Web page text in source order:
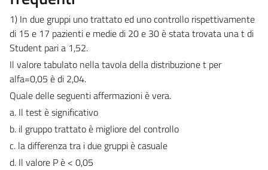
1) In due gruppi uno trattato ed uno controllo rispettivamente
di 15 e 17 pazienti e medie di 20 e 30 è stata trovata una t di
Student pari a 1,52.
Il valore tabulato nella tavola della distribuzione t per
alfa=0,05 è di 2,04.
Quale delle seguenti affermazioni è vera.
a. Il test è significativo
b. il gruppo trattato è migliore del controllo
c. la differenza tra i due gruppi è casuale
d. Il valore P è < 0,05